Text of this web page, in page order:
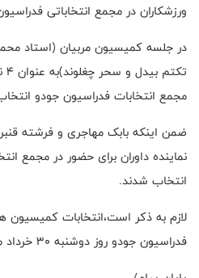
ورزشکاران در مجمع انتخاباتی
در جلسه کمیسیون مربیان (استاد
مجمع انتخابات فدراسیون جودو
ضمن اینکه بابک مهاجری و فرشته
نماینده داوران برای حضور در مجمع
انتخاب شدند.
لازم به ذکر است،انتخابات کمیسیون
فدراسیون جودو روز دوشنبه ۳۰ خرداد ماه برگزار شد.